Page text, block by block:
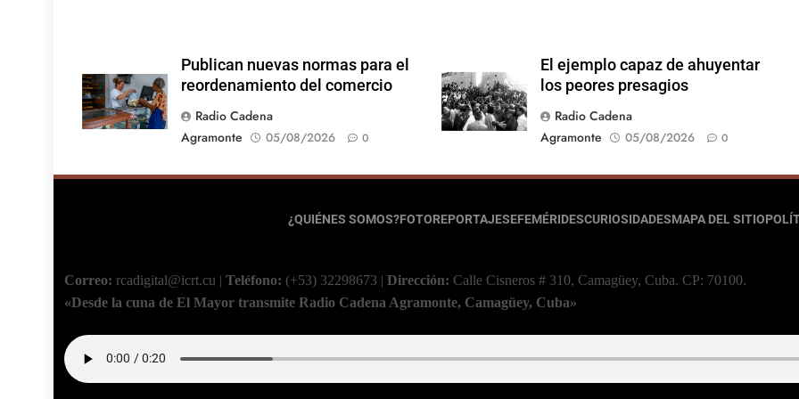
Publican nuevas normas para el
reordenamiento del comercio
Radio Cadena
Agramonte
05/08/2026 0
El ejemplo capaz de ahuyentar
los peores presagios
Radio Cadena
Agramonte
05/08/2026 0
¿QUIÉNES SOMOS?FOTOREPORTAJESEFEMÉRIDESCURIOSIDADESMAPA DEL SITIO
Correo: rcadigital@icrt.cu | Teléfono: (+53) 32298673 | Dirección: Calle Cisneros # 310, Camagüey, Cuba. CP: 70100.
«Desde la cuna de El Mayor transmite Radio Cadena Agramonte, Camagüey, Cuba»